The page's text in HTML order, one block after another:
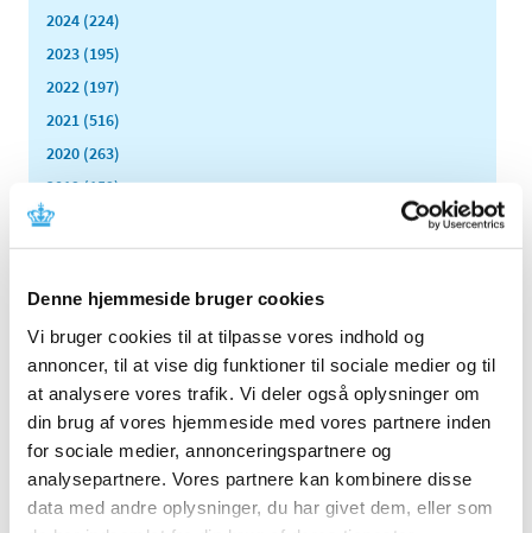
Denne hjemmeside bruger cookies
Vi bruger cookies til at tilpasse vores indhold og
annoncer, til at vise dig funktioner til sociale medier og til
at analysere vores trafik. Vi deler også oplysninger om
din brug af vores hjemmeside med vores partnere inden
for sociale medier, annonceringspartnere og
analysepartnere. Vores partnere kan kombinere disse
data med andre oplysninger, du har givet dem, eller som
2024 (224)
2023 (195)
2022 (197)
2021 (516)
2020 (263)
2019 (159)
2018 (150)
2017 (167)
2014 (44)
december (3)
november (3)
oktober (1)
september (7)
august (4)